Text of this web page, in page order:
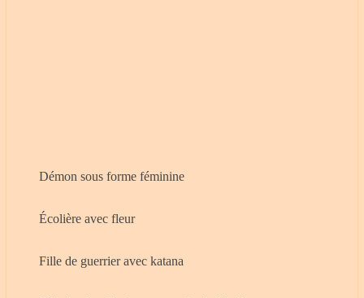
Démon sous forme féminine
Écolière avec fleur
Fille de guerrier avec katana